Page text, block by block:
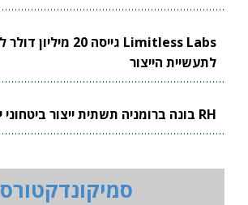
לתעשיית הייצור
RH בונה ברומניה תשתית ייצור ביטחוני ישראלית
סמיקונדקטורס